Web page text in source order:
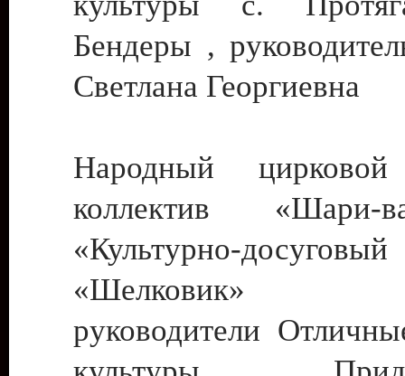
Бендеры ,
Светлана Георгиевна
Народный цирковой
коллектив
«Культурно-
«Шелковик»
руководители